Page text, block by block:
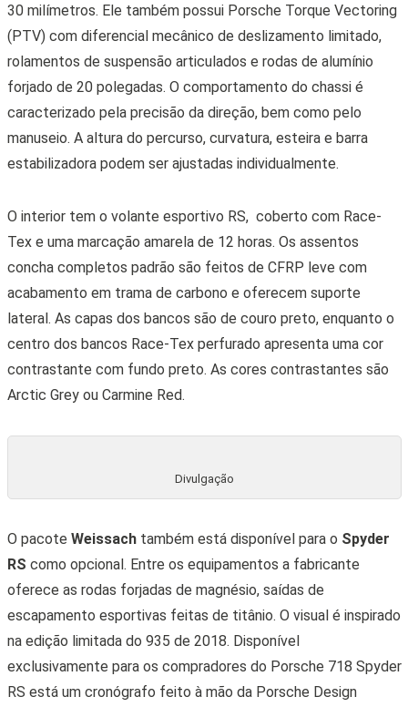
30 milímetros. Ele também possui Porsche Torque Vectoring
(PTV) com diferencial mecânico de deslizamento limitado,
rolamentos de suspensão articulados e rodas de alumínio
forjado de 20 polegadas. O comportamento do chassi é
caracterizado pela precisão da direção, bem como pelo
manuseio. A altura do percurso, curvatura, esteira e barra
estabilizadora podem ser ajustadas individualmente.
O interior tem o volante esportivo RS, coberto com Race-
Tex e uma marcação amarela de 12 horas. Os assentos
concha completos padrão são feitos de CFRP leve com
acabamento em trama de carbono e oferecem suporte
lateral. As capas dos bancos são de couro preto, enquanto o
centro dos bancos Race-Tex perfurado apresenta uma cor
contrastante com fundo preto. As cores contrastantes são
Arctic Grey ou Carmine Red.
Divulgação
O pacote Weissach também está disponível para o Spyder
RS ​​como opcional. Entre os equipamentos a fabricante
oferece as rodas forjadas de magnésio, saídas de
escapamento esportivas feitas de titânio. O visual é inspirado
na edição limitada do 935 de 2018. Disponível
exclusivamente para os compradores do Porsche 718 Spyder
RS ​​está um cronógrafo feito à mão da Porsche Design